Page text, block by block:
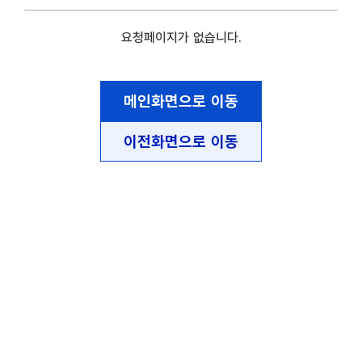
요청페이지가 없습니다.
메인화면으로 이동
이전화면으로 이동